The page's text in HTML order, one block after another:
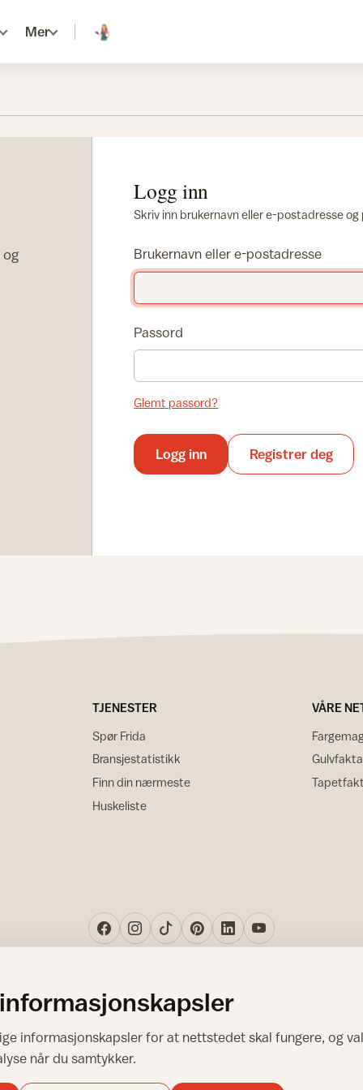
Mer
Logg inn
Skriv inn brukernavn eller e-postadresse
Brukernavn eller e-postadresse
Passord
Glemt passord?
Logg inn Registrer deg
TJENESTER
Spør Frida
Bransjestatistikk
Finn din nærmeste
Huskeliste
VÅRE
Gulvfakta
Copyright © 1995-2026. All Rights Reserved.
Ansvarlig redaktør: Helge Bod Vangen
informasjonskapsler for at nettstedet skal fungere, og
når du samtykker.